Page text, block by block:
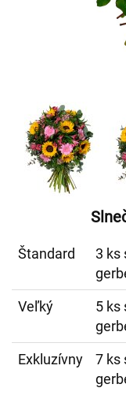
Štandard
3 ks
Veľký
5 ks
Exkluzívny
7 ks